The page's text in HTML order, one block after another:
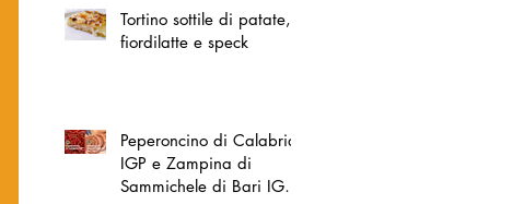
Tortino sottile di patate,
fiordilatte e speck
Peperoncino di Calabria
IGP e Zampina di
Sammichele di Bari IGP